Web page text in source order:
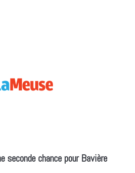
seconde chance pour Bavière